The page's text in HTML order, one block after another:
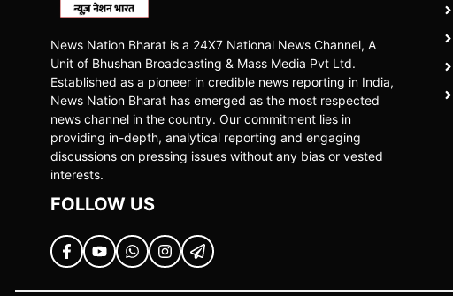
News Nation Bharat is a 24X7 National News Channel, A
Unit of Bhushan Broadcasting & Mass Media Pvt Ltd.
Established as a pioneer in credible news reporting in India,
News Nation Bharat has emerged as the most respected
news channel in the country. Our commitment lies in
providing in-depth, analytical reporting and engaging
discussions on pressing issues without any bias or vested
interests.
FOLLOW US